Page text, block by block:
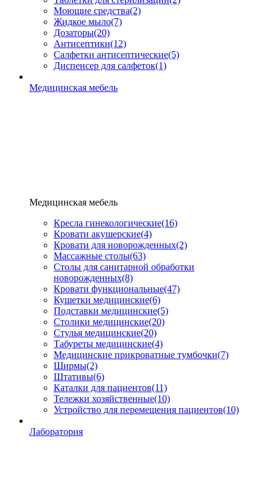
Моющие средства(2)
Жидкое мыло(7)
Дозаторы(20)
Антисептики(12)
Салфетки антисептические(5)
Диспенсер для салфеток(1)
Медицинская мебель
Медицинская мебель
Кресла гинекологические(16)
Кровати акушерские(4)
Кровати для новорожденных(2)
Массажные столы(63)
Столы для санитарной обработки
новорожденных(8)
Кровати функциональные(47)
Кушетки медицинские(6)
Подставки медицинские(5)
Столики медицинские(20)
Стулья медицинские(20)
Табуреты медицинские(4)
Медицинские прикроватные тумбочки(7)
Ширмы(2)
Штативы(6)
Каталки для пациентов(11)
Тележки хозяйственные(10)
Устройство для перемещения пациентов(10)
Лаборатория